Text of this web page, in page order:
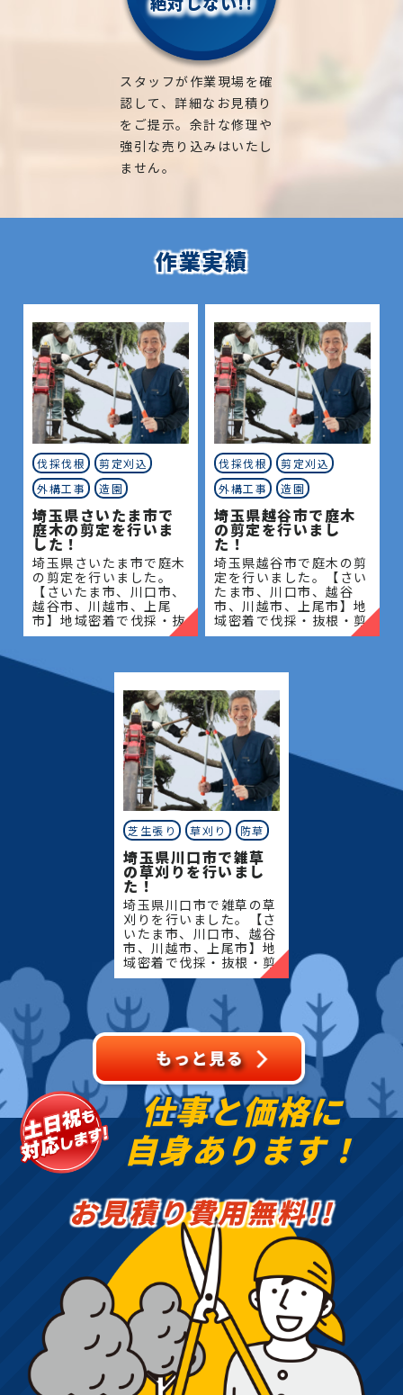
スタッフが作業現場を確
認して、詳細なお見積り
をご提示。余計な修理や
強引な売り込みはいたし
ません。
作業実績
伐採伐根
剪定刈込
外構工事
造園
埼玉県さいたま市で
庭木の剪定を行いま
した！
埼玉県さいたま市で庭木
の剪定を行いました。
【さいたま市、川口市、
越谷市、川越市、上尾
市】地域密着で伐採・抜
根・剪定・草刈りなどの
屋をお探しなら当社にご
相談ください！当社では
伐採伐根
剪定刈込
外構工事
造園
埼玉県越谷市で庭木
の剪定を行いまし
た！
埼玉県越谷市で庭木の剪
定を行いました。【さい
たま市、川口市、越谷
市、川越市、上尾市】地
域密着で伐採・抜根・剪
定・草刈りなどのお庭の
ださい！当社では造園工
事は
芝生張り 草刈り 防草
埼玉県川口市で雑草
の草刈りを行いまし
た！
埼玉県川口市で雑草の草
刈りを行いました。【さ
いたま市、川口市、越谷
市、川越市、上尾市】地
域密着で伐採・抜根・剪
定・草刈りなどのお庭の
こと、造園・植木屋をお
探しなら当社にご相談く
ださい！当社では造園工
事
仕事と価格に
自身あります！
お見積り費用無料!!